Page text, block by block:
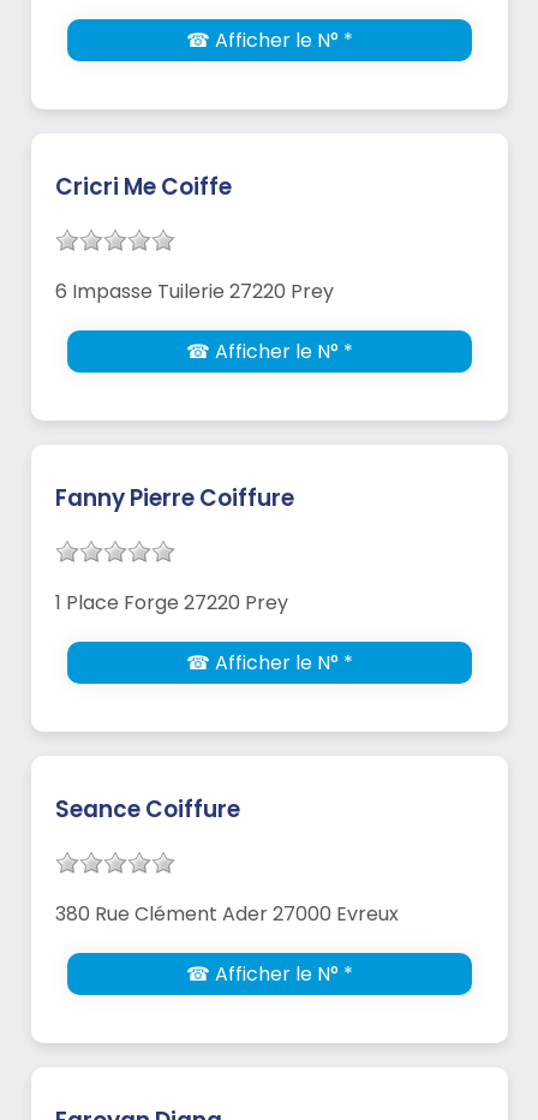
☎ Afficher le N° *
Cricri Me Coiffe
6 Impasse Tuilerie 27220 Prey
☎ Afficher le N° *
Fanny Pierre Coiffure
1 Place Forge 27220 Prey
☎ Afficher le N° *
Seance Coiffure
380 Rue Clément Ader 27000 Evreux
☎ Afficher le N° *